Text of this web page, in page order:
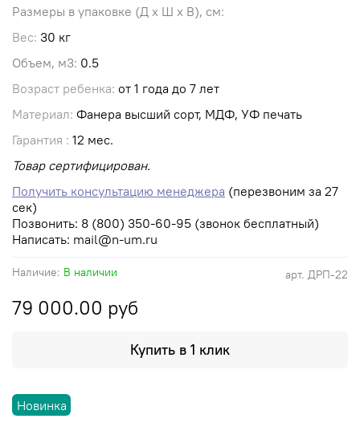
арт. ДРП-22
Наличие: В наличии
Новинка
79 000.00 руб
Купить в 1 клик
Размеры в упаковке (Д х Ш х В), см:
Вес: 30 кг
Объем, м3: 0.5
Возраст ребенка: от 1 года до 7 лет
Материал: Фанера высший сорт, МДФ, УФ печать
Гарантия : 12 мес.
Товар сертифицирован.
Получить консультацию менеджера (перезвоним за 27
сек)
Позвонить: 8 (800) 350-60-95 (звонок бесплатный)
Написать: mail@n-um.ru